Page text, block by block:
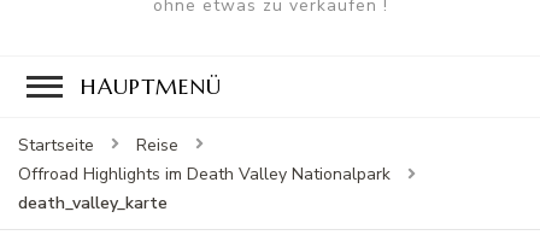
ohne etwas zu verkaufen !
HAUPTMENÜ
Startseite
Reise
Offroad Highlights im Death Valley Nationalpark
death_valley_karte